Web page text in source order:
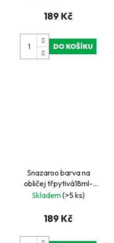
189 Kč
DO KOŠÍKU
Snazaroo barva na
obličej třpytivá18ml-
zelená světlá
Skladem(>5 ks)
189 Kč